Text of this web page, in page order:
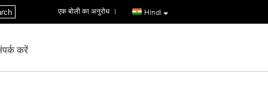
Hindi
एक बोली का अनुरोध |
करें